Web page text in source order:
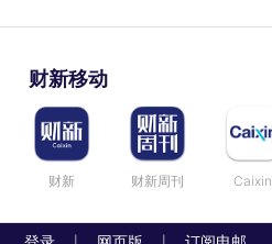
财新移动
财新 财新周刊 Caixin